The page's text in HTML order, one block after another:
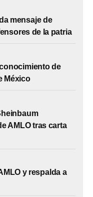
mensaje de
de la patria
de
México
AMLO tras carta
y respalda a